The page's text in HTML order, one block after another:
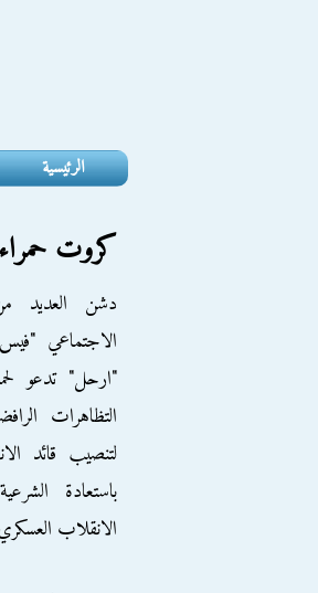
الرئيسية
كروت
دشن العديد
الاجتماعي
"ارحل" تدعو
التظاهرات
لتنصيب قائد
باستعادة
الانقلاب